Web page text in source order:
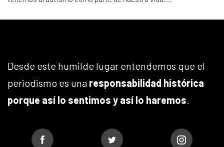
Desde este humilde lugar entendemos que el
periodismo es una responsabilidad histórica
porque así lo sentimos y así lo haremos.